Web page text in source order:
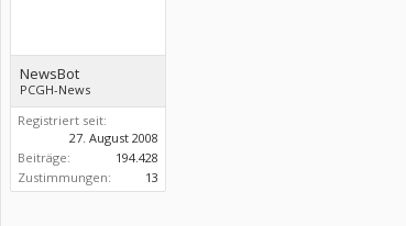
NewsBot
PCGH-News
Registriert seit:
27. August 2008
Beiträge:
194.428
Zustimmungen:
13